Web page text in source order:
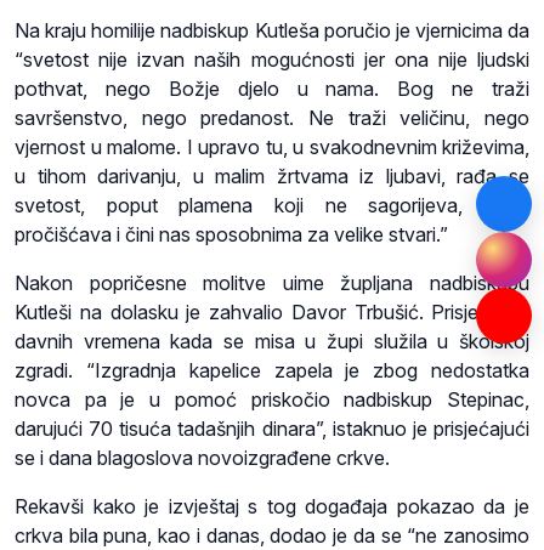
Na kraju homilije nadbiskup Kutleša poručio je vjernicima da
“svetost nije izvan naših mogućnosti jer ona nije ljudski
pothvat, nego Božje djelo u nama. Bog ne traži
savršenstvo, nego predanost. Ne traži veličinu, nego
vjernost u malome. I upravo tu, u svakodnevnim križevima,
u tihom darivanju, u malim žrtvama iz ljubavi, rađa se
svetost, poput plamena koji ne sagorijeva, nego
pročišćava i čini nas sposobnima za velike stvari.”
Nakon popričesne molitve uime župljana nadbiskupu
Kutleši na dolasku je zahvalio Davor Trbušić. Prisjetio se
davnih vremena kada se misa u župi služila u školskoj
zgradi. “Izgradnja kapelice zapela je zbog nedostatka
novca pa je u pomoć priskočio nadbiskup Stepinac,
darujući 70 tisuća tadašnjih dinara”, istaknuo je prisjećajući
se i dana blagoslova novoizgrađene crkve.
Rekavši kako je izvještaj s tog događaja pokazao da je
crkva bila puna, kao i danas, dodao je da se “ne zanosimo